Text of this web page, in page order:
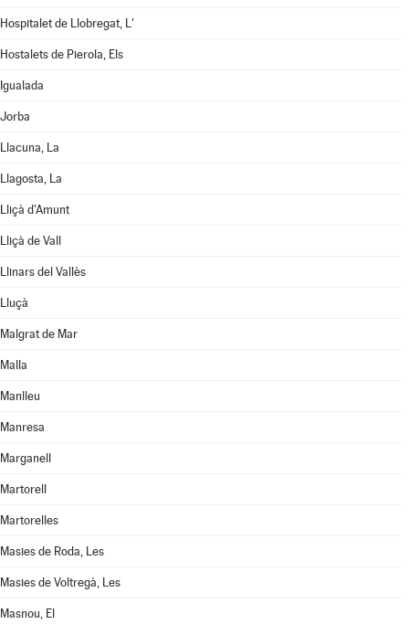
Hospitalet de Llobregat, L'
Hostalets de Pierola, Els
Igualada
Jorba
Llacuna, La
Llagosta, La
Lliçà d'Amunt
Lliçà de Vall
Llinars del Vallès
Lluçà
Malgrat de Mar
Malla
Manlleu
Manresa
Marganell
Martorell
Martorelles
Masies de Roda, Les
Masies de Voltregà, Les
Masnou, El